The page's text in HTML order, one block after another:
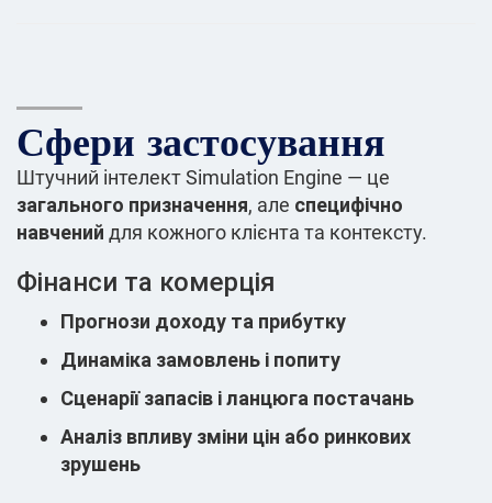
Сфери застосування
Штучний інтелект Simulation Engine — це
загального призначення, але специфічно
навчений для кожного клієнта та контексту.
Фінанси та комерція
Прогнози доходу та прибутку
Динаміка замовлень і попиту
Сценарії запасів і ланцюга постачань
Аналіз впливу зміни цін або ринкових
зрушень